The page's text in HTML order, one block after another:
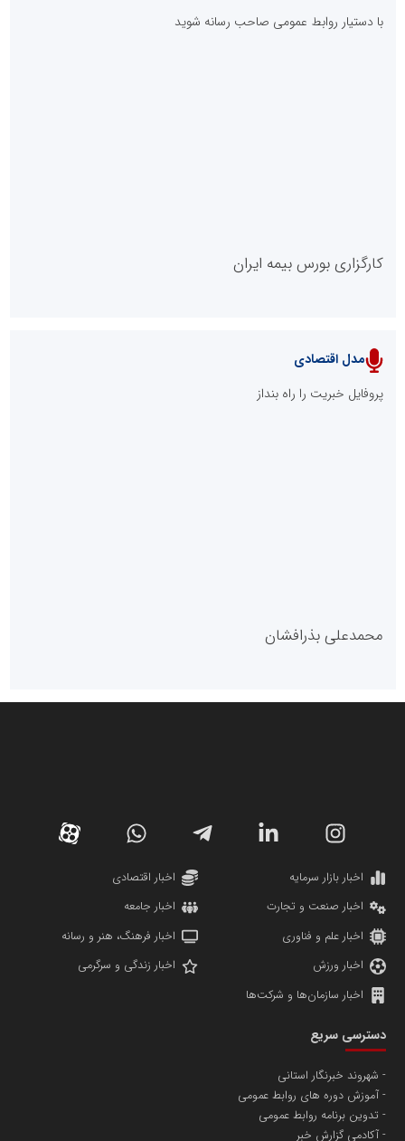
پایگاه خبری نهضت ملی مسکن
پایگاه خبری گفتمان یزد
دانشگاه سئوی ایران
پایگاه اطلاع رسانی اعتلای نهادهای مردمی
با دستیار روابط عمومی صاحب رسانه شوید
کارگزاری بورس بیمه ایران
تامین آهن اسفنجی تولیدکنندگان فولاد در کشور
مدل اقتصادی
پروفایل خبریت را راه بنداز
محمدعلی بذرافشان
مریم حاج نوروز نظری
مسعودصادقی
اخبار بازار سرمایه
اخبار اقتصادی
اخبار صنعت و تجارت
اخبار جامعه
اخبار علم و فناوری
اخبار فرهنگ، هنر و رسانه
اخبار ورزش
اخبار زندگی و سرگرمی
اخبار سازمان‌ها و شرکت‌ها
دسترسی سریع
شهروند خبرنگار استانی
آموزش دوره های روابط عمومی
تدوین برنامه روابط عمومی
آکادمی گزارش خبر